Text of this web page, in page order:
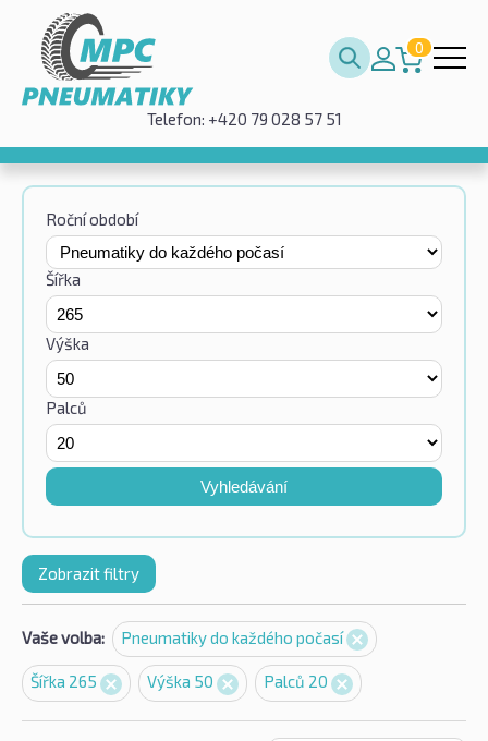
0
Telefon: +420 79 028 57 51
Roční období
Šířka
Výška
Palců
Vyhledávání
Zobrazit filtry
Vaše volba: Pneumatiky do každého počasí
Šířka 265 Výška 50 Palců 20